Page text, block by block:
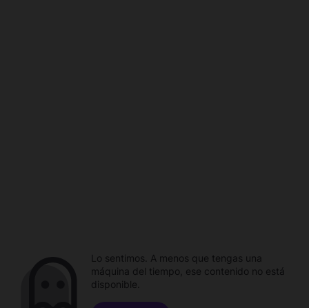
Lo sentimos. A menos que tengas una
máquina del tiempo, ese contenido no está
disponible.